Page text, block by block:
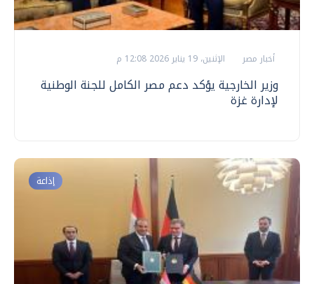
أخبار مصر الإثنين، 19 يناير 2026 12:08 م
وزير الخارجية يؤكد دعم مصر الكامل للجنة الوطنية
لإدارة غزة
إذاعة